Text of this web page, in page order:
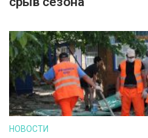
НОВОСТИ